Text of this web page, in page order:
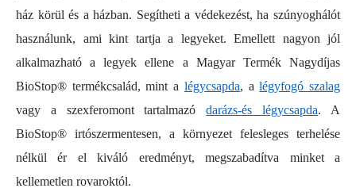
ház körül és a házban. Segítheti a védekezést, ha szúnyoghálót
használunk, ami kint tartja a legyeket. Emellett nagyon jól
alkalmazható a legyek ellene a Magyar Termék Nagydíjas
BioStop® termékcsalád, mint a légycsapda, alégyfogó szalag
vagy a szexferomont tartalmazódarázs-és légycsapda. A
BioStop® irtószermentesen, a környezet felesleges terhelése
nélkül ér el kiváló eredményt, megszabadítva minket a
kellemetlen rovaroktól.